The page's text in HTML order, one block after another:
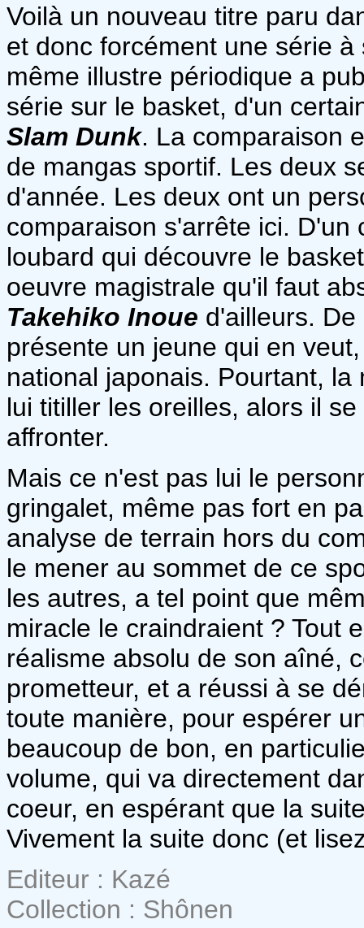
Voilà un nouveau titre paru
et donc forcément une série
même illustre périodique a
série sur le basket, d'un
Slam Dunk. La comparaison
de mangas sportif. Les deux
d'année. Les deux ont un
comparaison s'arrête ici. D'un
loubard qui découvre le
oeuvre magistrale qu'il faut
Takehiko Inoue d'ailleurs.
présente un jeune qui en
national japonais. Pourtant,
lui titiller les oreilles, alors il
affronter.
Mais ce n'est pas lui le
gringalet, même pas fort en
analyse de terrain hors du
le mener au sommet de ce
les autres, a tel point que
miracle le craindraient ? Tout
réalisme absolu de son aîné,
prometteur, et a réussi à se
toute manière, pour espérer
beaucoup de bon, en
volume, qui va directement
coeur, en espérant que la
Vivement la suite donc (et
Editeur : Kazé
Collection : Shônen